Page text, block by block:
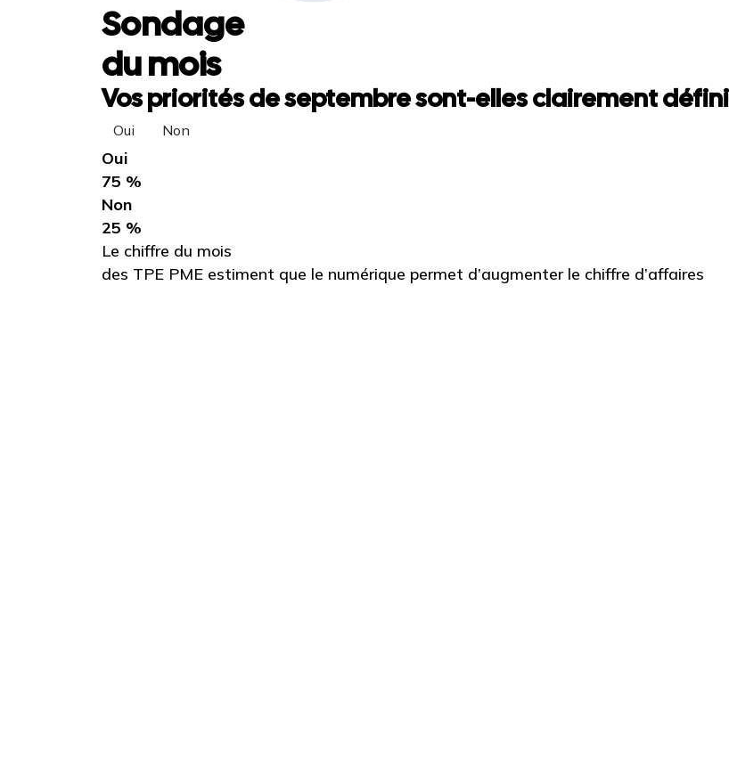
Sondage
du mois
Vos priorités de septembre sont-elles clairement
Oui Non
Oui
75 %
Non
25 %
Le chiffre du mois
des TPE PME estiment que le numérique permet d’augmenter le chiffre d’affaires